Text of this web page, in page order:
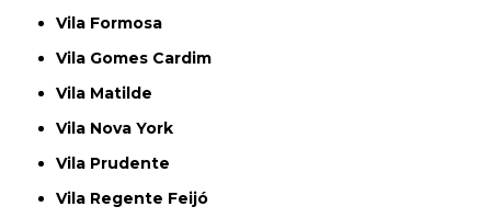
Vila Formosa
Vila Gomes Cardim
Vila Matilde
Vila Nova York
Vila Prudente
Vila Regente Feijó